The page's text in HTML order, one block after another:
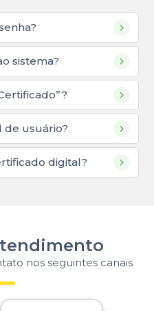
sistema?
usuário?
digital?
nos seguintes canais